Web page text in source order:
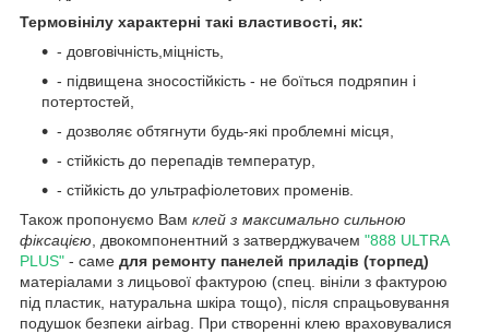
Термовінілу характерні такі властивості, як:
- довговічність,міцність,
- підвищена зносостійкість - не боїться подряпин і
потертостей,
- дозволяє обтягнути будь-які проблемні місця,
- стійкість до перепадів температур,
- стійкість до ультрафіолетових променів.
Також пропонуємо Вам клей з максимально сильною
фіксацією, двокомпонентний з затверджувачем "888 ULTRA
PLUS" - саме для ремонту панелей приладів (торпед)
матеріалами з лицьової фактурою (спец. вініли з фактурою
під пластик, натуральна шкіра тощо), після спрацьовування
подушок безпеки airbag. При створенні клею враховувалися